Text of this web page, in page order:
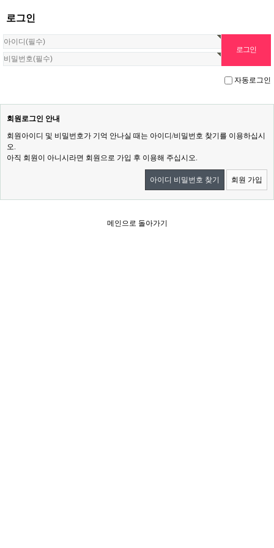
로그인
자동로그인
회원로그인 안내
회원아이디 및 비밀번호가 기억 안나실 때는 아이디/비밀번호 찾기를 이용하십시
오.
아직 회원이 아니시라면 회원으로 가입 후 이용해 주십시오.
아이디 비밀번호 찾기 회원 가입
메인으로 돌아가기